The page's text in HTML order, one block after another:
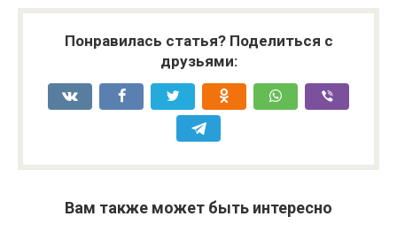
Понравилась статья? Поделиться с
друзьями:
Вам также может быть интересно